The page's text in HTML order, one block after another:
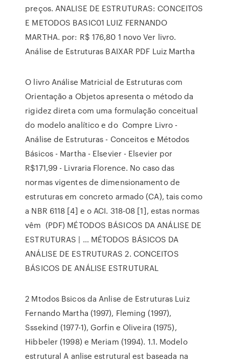
preços. ANALISE DE ESTRUTURAS: CONCEITOS
E METODOS BASIC01 LUIZ FERNANDO
MARTHA. por: R$ 176,80 1 novo Ver livro.
Análise de Estruturas BAIXAR PDF Luiz Martha
O livro Análise Matricial de Estruturas com
Orientação a Objetos apresenta o método da
rigidez direta com uma formulação conceitual
do modelo analítico e do Compre Livro -
Análise de Estruturas - Conceitos e Métodos
Básicos - Martha - Elsevier - Elsevier por
R$171,99 - Livraria Florence. No caso das
normas vigentes de dimensionamento de
estruturas em concreto armado (CA), tais como
a NBR 6118 [4] e o ACI. 318-08 [1], estas normas
vêm (PDF) MÉTODOS BÁSICOS DA ANÁLISE DE
ESTRUTURAS | … MÉTODOS BÁSICOS DA
ANÁLISE DE ESTRUTURAS 2. CONCEITOS
BÁSICOS DE ANÁLISE ESTRUTURAL
2 Mtodos Bsicos da Anlise de Estruturas Luiz
Fernando Martha (1997), Fleming (1997),
Sssekind (1977-1), Gorfin e Oliveira (1975),
Hibbeler (1998) e Meriam (1994). 1.1. Modelo
estrutural A anlise estrutural est baseada na